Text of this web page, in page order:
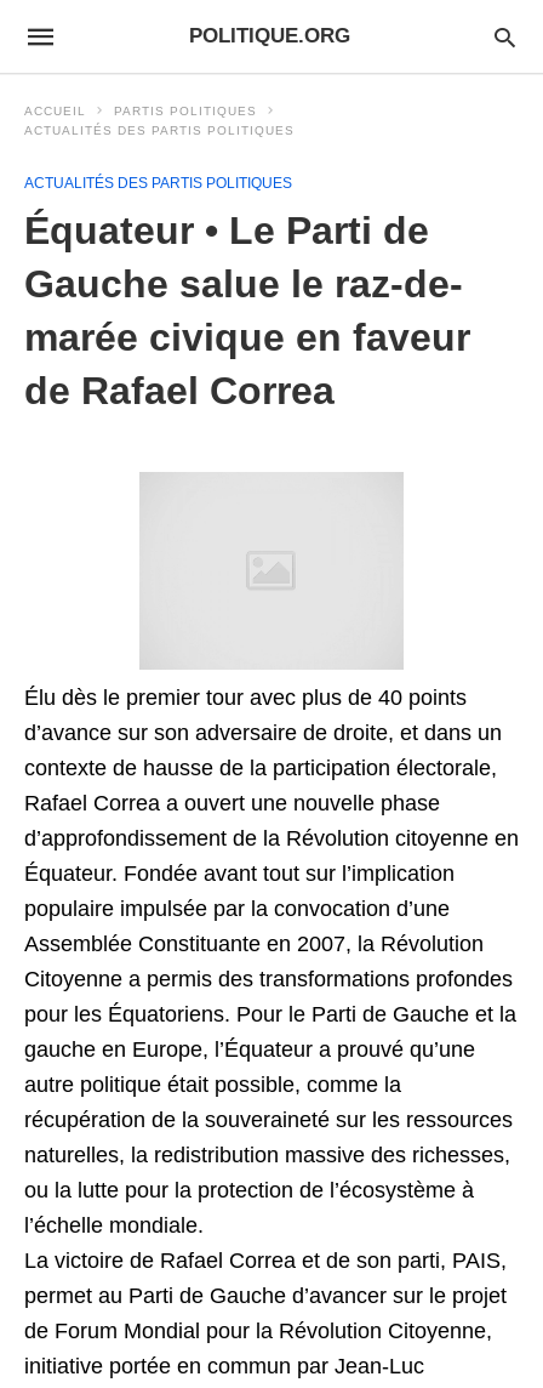
POLITIQUE.ORG
ACCUEIL
PARTIS POLITIQUES
ACTUALITÉS DES PARTIS POLITIQUES
ACTUALITÉS DES PARTIS POLITIQUES
Équateur • Le Parti de
Gauche salue le raz-de-
marée civique en faveur
de Rafael Correa
Élu dès le premier tour avec plus de 40 points
d’avance sur son adversaire de droite, et dans un
contexte de hausse de la participation électorale,
Rafael Correa a ouvert une nouvelle phase
d’approfondissement de la Révolution citoyenne en
Équateur. Fondée avant tout sur l’implication
populaire impulsée par la convocation d’une
Assemblée Constituante en 2007, la Révolution
Citoyenne a permis des transformations profondes
pour les Équatoriens. Pour le Parti de Gauche et la
gauche en Europe, l’Équateur a prouvé qu’une
autre politique était possible, comme la
récupération de la souveraineté sur les ressources
naturelles, la redistribution massive des richesses,
ou la lutte pour la protection de l’écosystème à
l’échelle mondiale.
La victoire de Rafael Correa et de son parti, PAIS,
permet au Parti de Gauche d’avancer sur le projet
de Forum Mondial pour la Révolution Citoyenne,
initiative portée en commun par Jean-Luc